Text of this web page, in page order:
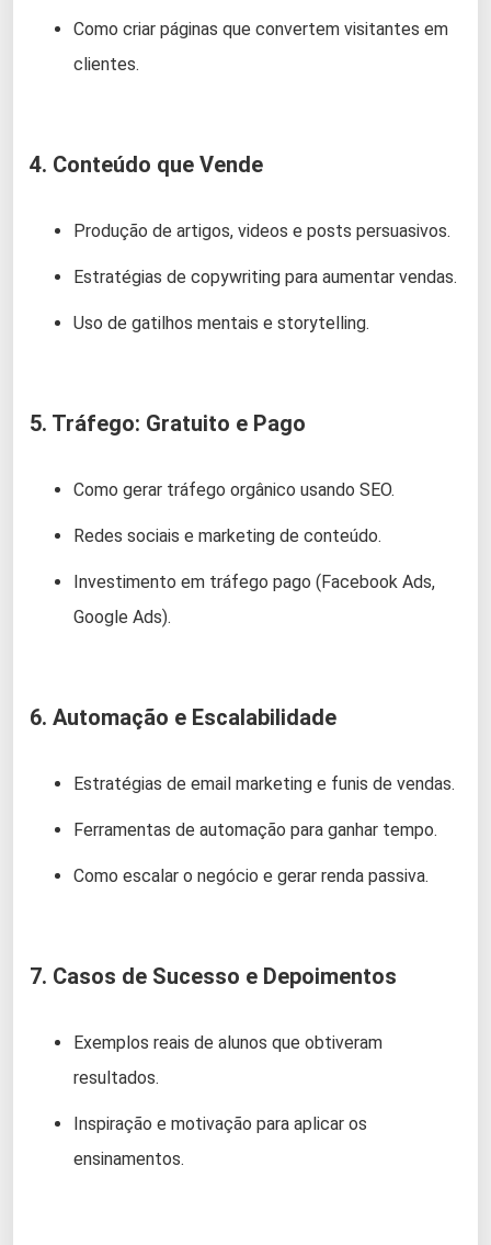
Como criar páginas que convertem visitantes em
clientes.
4. Conteúdo que Vende
Produção de artigos, videos e posts persuasivos.
Estratégias de copywriting para aumentar vendas.
Uso de gatilhos mentais e storytelling.
5. Tráfego: Gratuito e Pago
Como gerar tráfego orgânico usando SEO.
Redes sociais e marketing de conteúdo.
Investimento em tráfego pago (Facebook Ads,
Google Ads).
6. Automação e Escalabilidade
Estratégias de email marketing e funis de vendas.
Ferramentas de automação para ganhar tempo.
Como escalar o negócio e gerar renda passiva.
7. Casos de Sucesso e Depoimentos
Exemplos reais de alunos que obtiveram
resultados.
Inspiração e motivação para aplicar os
ensinamentos.